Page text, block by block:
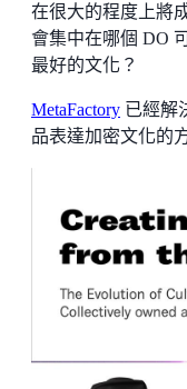
在很大的程度上將
會集中在哪個 DO
最好的文化？
MetaFactory 已經解
品表達加密文化的